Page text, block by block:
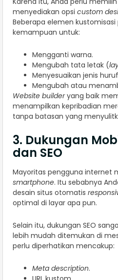
menyediakan opsi custom
Beberapa elemen
kemampuan untuk:
Mengganti warna.
Mengubah tata letak (
Menyesuaikan jenis
Mengubah atau
Website builderyang baik
menampilkan kepribadian
tanpa batasan yang
3. Dukungan
dan SEO
Mayoritas pengguna internet
smartphone. Itu sebabnya
desain situs otomatis
optimal di layar apa pun.
Selain itu, dukungan SEO
lebih mudah ditemukan di
perlu diperhatikan mencakup:
Meta description.